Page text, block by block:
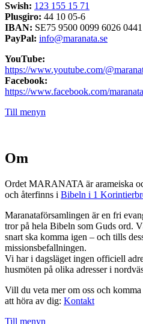
Swish: 123 155 15 71
Plusgiro: 44 10 05-6
IBAN: SE75 9500 0099 6026
PayPal: info@maranata.se
YouTube:
https://www.youtube.com/
Facebook:
https://www.facebook.com/
Till menyn
Om
Ordet MARANATA är arameiska
och återfinns i Bibeln i 1
Maranataförsamlingen är en fri
tror på hela Bibeln som Guds ord.
snart ska komma igen – och tills
missionsbefallningen.
Vi har i dagsläget ingen officiell
husmöten på olika adresser i
Vill du veta mer om oss och
att höra av dig: Kontakt
Till menyn